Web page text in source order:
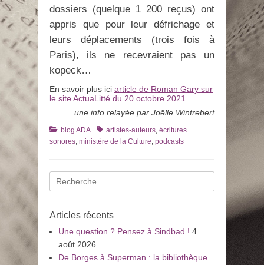
dossiers (quelque 1 200 reçus) ont
appris que pour leur défrichage et
leurs déplacements (trois fois à
Paris), ils ne recevraient pas un
kopeck…
En savoir plus ici article de Roman Gary sur
le site ActuaLitté du 20 octobre 2021
une info relayée par Joëlle Wintrebert
Catégories
blog ADA Tagsartistes-auteurs, écritures
sonores, ministère de la Culture, podcasts
Recherche
pour
Articles récents
Une question ? Pensez à Sindbad ! 4
août 2026
De Borges à Superman : la bibliothèque